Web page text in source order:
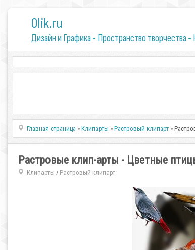
0lik.ru
Дизайн и Графика - Пространство творчества -
Главная страница »Клипарты »Растровый клипарт »
Растровые клип-арты - Цветные
Клипарты / Растровый клипарт